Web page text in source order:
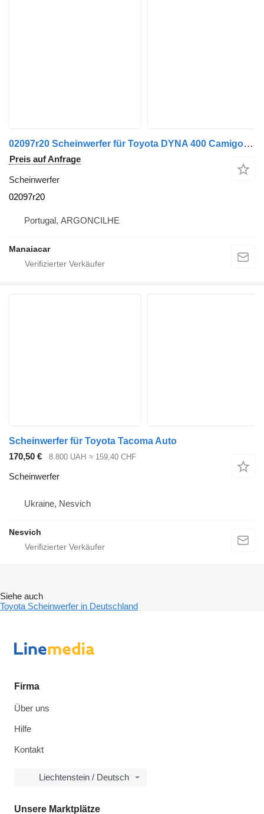
02097r20 Scheinwerfer für Toyota DYNA 400 Camigo de plataforma/chassis (BU_, XZU_) | 00 - 06 LKW
Preis auf Anfrage
Scheinwerfer
02097r20
Portugal, ARGONCILHE
Manaiacar
Scheinwerfer für Toyota Tacoma Auto
170,50 €
8.800 UAH ≈ 159,40 CHF
Scheinwerfer
Ukraine, Nesvich
Nesvich
Siehe auch
Toyota Scheinwerfer in Deutschland
Firma
Über uns
Hilfe
Kontakt
Liechtenstein / Deutsch
Unsere Marktplätze